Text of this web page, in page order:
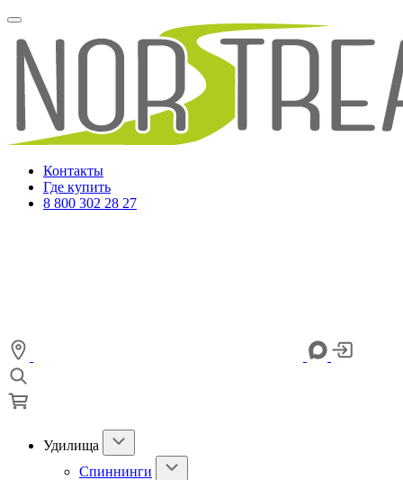
Контакты
Где купить
8 800 302 28 27
Удилища
Спиннинги